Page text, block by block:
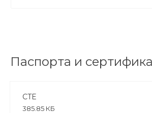
Паспорта и
CTE
385.85 КБ